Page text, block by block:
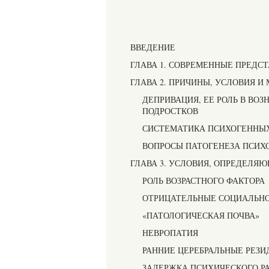
ВВЕДЕНИЕ
ГЛАВА 1. СОВРЕМЕННЫЕ
ГЛАВА 2. ПРИЧИНЫ, УСЛОВИЯ
ДЕПРИВАЦИЯ, ЕЕ РОЛЬ В
ПОДРОСТКОВ
СИСТЕМАТИКА
ВОПРОСЫ ПАТОГЕНЕЗА
ГЛАВА 3. УСЛОВИЯ,
РОЛЬ ВОЗРАСТНОГО ФАКТОРА
ОТРИЦАТЕЛЬНЫЕ
«ПАТОЛОГИЧЕСКАЯ ПОЧВА»
НЕВРОПАТИЯ
РАННИЕ ЦЕРЕБРАЛЬНЫЕ